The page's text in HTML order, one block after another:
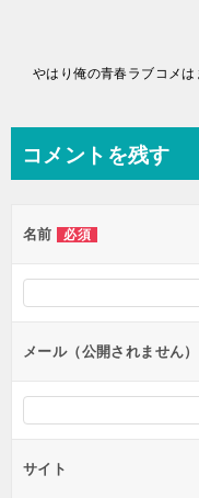
ビ
ー
シ
ン
コメントを残す
名前 必須
メール（公開されません）
サイト